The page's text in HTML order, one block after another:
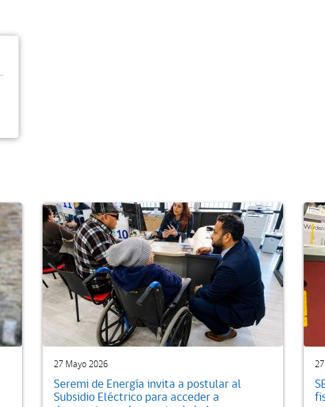
27 Mayo 2026
Seremi de Energía invita a postular al
Subsidio Eléctrico para acceder a